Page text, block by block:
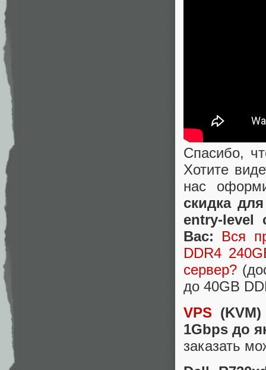
Спасибо,
Хотите
нас
скидка
entry-level
Вас:
Вся
DDR4
сервер?
до 40GB
VPS
1Gbps до
заказать